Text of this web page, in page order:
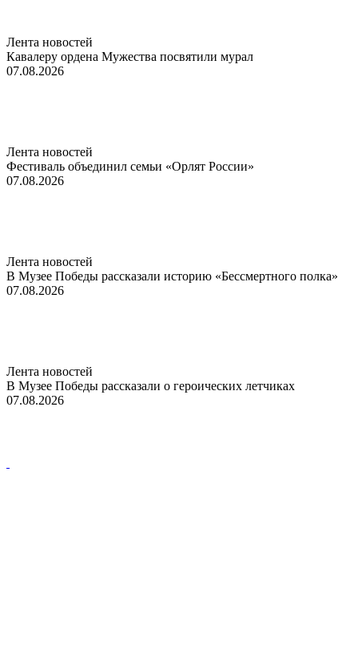
Лента новостей
Кавалеру ордена Мужества посвятили мурал
07.08.2026
Лента новостей
Фестиваль объединил семьи «Орлят России»
07.08.2026
Лента новостей
В Музее Победы рассказали историю «Бессмертного полка»
07.08.2026
Лента новостей
В Музее Победы рассказали о героических летчиках
07.08.2026